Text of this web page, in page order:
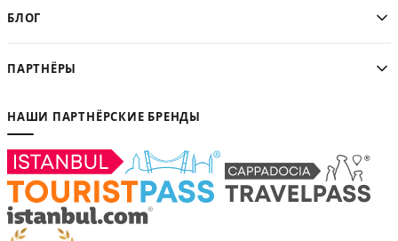
БЛОГ
ПАРТНЁРЫ
НАШИ ПАРТНЁРСКИЕ БРЕНДЫ